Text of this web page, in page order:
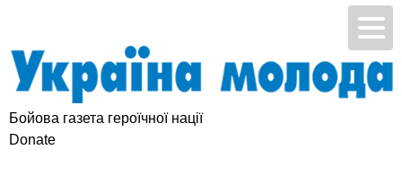
Бойова газета героїчної нації
Donate